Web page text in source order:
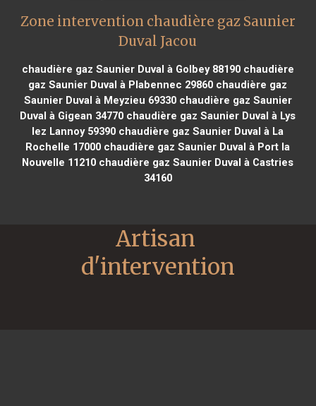
Zone intervention chaudière gaz Saunier
Duval Jacou
chaudière gaz Saunier Duval à Golbey 88190chaudière
gaz Saunier Duval à Plabennec 29860 chaudière gaz
Saunier Duval à Meyzieu 69330chaudière gaz Saunier
Duval à Gigean 34770 chaudière gaz Saunier Duval à Lys
lez Lannoy 59390 chaudière gaz Saunier Duval à La
Rochelle 17000 chaudière gaz Saunier Duval à Port la
Nouvelle 11210 chaudière gaz Saunier Duval à Castries
34160
Artisan
d'intervention